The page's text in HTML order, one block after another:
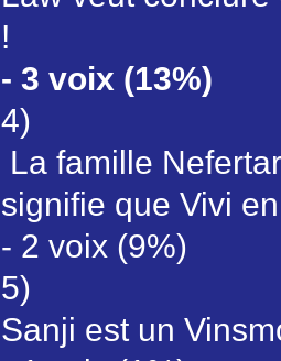
!
- 3 voix (13%)
4)
La famille
signifie que Vivi
- 2 voix (9%)
5)
Sanji est un